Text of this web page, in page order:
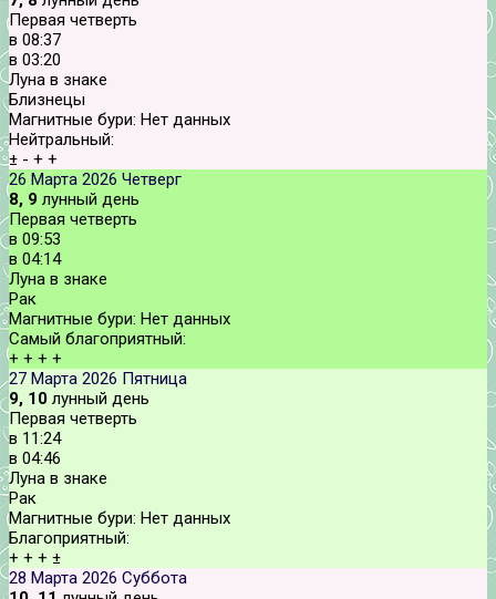
Первая четверть
в 08:37
в 03:20
Луна в знаке
Близнецы
Магнитные бури: Нет данных
Нейтральный:
± - + +
26 Марта 2026 Четверг
8, 9 лунный день
Первая четверть
в 09:53
в 04:14
Луна в знаке
Рак
Магнитные бури: Нет данных
Самый благоприятный:
+ + + +
27 Марта 2026 Пятница
9, 10 лунный день
Первая четверть
в 11:24
в 04:46
Луна в знаке
Рак
Магнитные бури: Нет данных
Благоприятный:
+ + + ±
28 Марта 2026 Суббота